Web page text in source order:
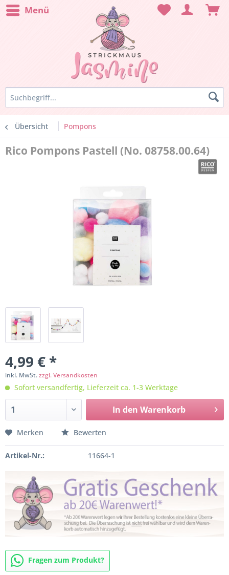
Menü
Übersicht Pompons
Rico Pompons Pastell (No. 08758.00.64)
4,99 € *
inkl. MwSt.zzgl. Versandkosten
Sofort versandfertig, Lieferzeit ca. 1-3 Werktage
In den Warenkorb
Merken Bewerten
Artikel-Nr.: 11664-1
Fragen zum Produkt?